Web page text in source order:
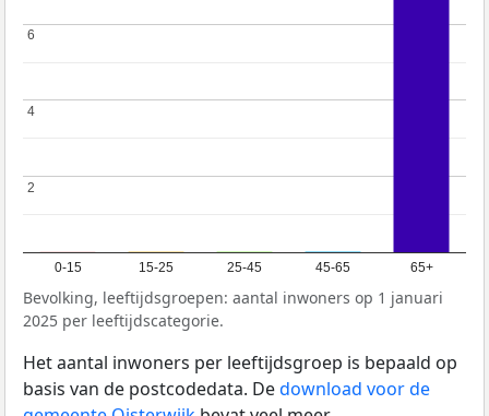
0-15 15-25 25-45 45-65 65+
2
2
4
4
6
6
Bevolking, leeftijdsgroepen: aantal inwoners op 1 januari
2025 per leeftijdscategorie.
Het aantal inwoners per leeftijdsgroep is bepaald op
basis van de postcodedata. Dedownload voor de